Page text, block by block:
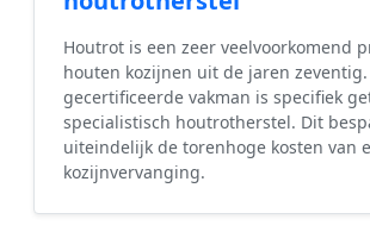
Houtrot is een zeer veelvoorkomend
houten kozijnen uit de jaren zeventig.
gecertificeerde vakman is specifiek
specialistisch houtrotherstel. Dit
uiteindelijk de torenhoge kosten van
kozijnvervanging.